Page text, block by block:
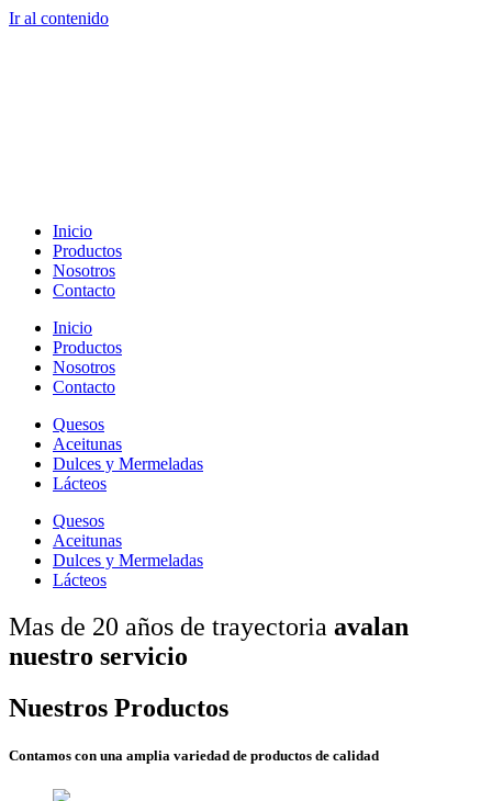
Ir al contenido
Inicio
Productos
Nosotros
Contacto
Inicio
Productos
Nosotros
Contacto
Quesos
Aceitunas
Dulces y Mermeladas
Lácteos
Quesos
Aceitunas
Dulces y Mermeladas
Lácteos
Mas de 20 años de trayectoria avalan
nuestro servicio
Nuestros Productos
Contamos con una amplia variedad de productos de calidad